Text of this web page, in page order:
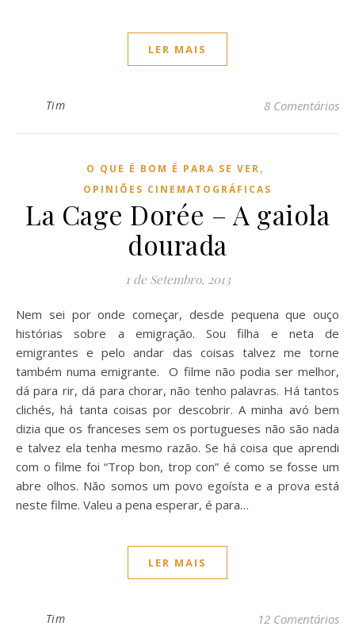
LER MAIS
Tim 8 Comentários
O QUE É BOM É PARA SE VER,
OPINIÕES CINEMATOGRÁFICAS
La Cage Dorée – A gaiola
dourada
1 de Setembro, 2013
Nem sei por onde começar, desde pequena que ouço
histórias sobre a emigração. Sou filha e neta de
emigrantes e pelo andar das coisas talvez me torne
também numa emigrante. O filme não podia ser melhor,
dá para rir, dá para chorar, não tenho palavras. Há tantos
clichés, há tanta coisas por descobrir. A minha avó bem
dizia que os franceses sem os portugueses não são nada
e talvez ela tenha mesmo razão. Se há coisa que aprendi
com o filme foi “Trop bon, trop con” é como se fosse um
abre olhos. Não somos um povo egoísta e a prova está
neste filme. Valeu a pena esperar, é para…
LER MAIS
Tim 12 Comentários